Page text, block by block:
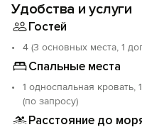
Удобства и услуги
Гостей
4 (3 основных места, 1
Спальные места
1 односпальная кровать,
(по запросу)
Расстояние до